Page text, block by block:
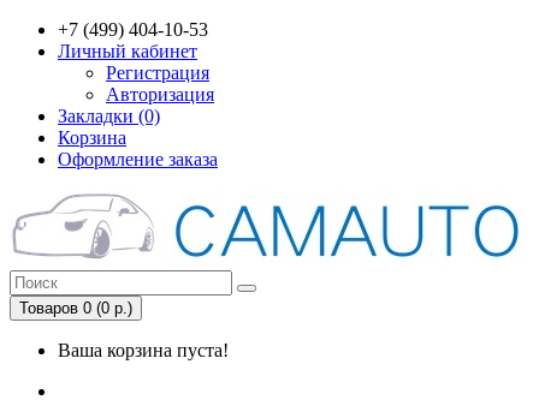
+7 (499) 404-10-53
Личный кабинет
Регистрация
Авторизация
Закладки (0)
Корзина
Оформление заказа
Товаров 0 (0 р.)
Ваша корзина пуста!